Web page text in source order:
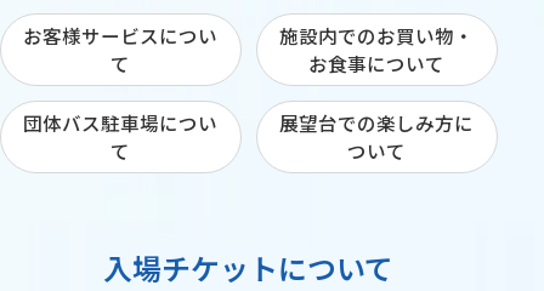
お客様サービスについ
て
施設内でのお買い物・
お食事について
団体バス駐車場につい
て
展望台での楽しみ方に
ついて
入場チケットについて